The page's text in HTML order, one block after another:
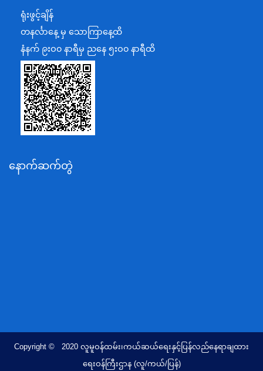
ရင်းနှီးမြှုပ်နှံမှုနှင့် နိုင်ငံခြားစီးပွားဆက်သွယ်ရေးဝန်ကြီးဌာန
အပြည်ပြည်ဆိုင်ရာပူးပေါင်းဆောင်ရွက်ရေးဝန်ကြီးဌာန
ပြန်ကြားရေးဝန်ကြီးဌာန
သာသနာရေးနှင့် ယဉ်ကျေးမှုဝန်ကြီးဌာန
စိုက်ပျိုးရေး၊မွေးမြူရေးနှင့်ဆည်မြောင်းဝန်ကြီးဌာန
ပို့ဆောင်ရေးနှင့်ဆက်သွယ်ရေးဝန်ကြီးဌာန
သယံဇာတနှင့်ပတ်ဝန်းကျင်ထိန်းသိမ်းရေးဝန်ကြီးဌာန
အလုပ်သမား၊လူဝင်မှုကြီးကြပ်ရေးနှင့်ပြည်သူ့အင်အား
တိုင်းရင်းသားလူမျိုးရေးရာဝန်ကြီးဌာန
ပြည်ထောင်စုရာထူးဝန်အဖွဲ့ရုံး
ရုံးဖွင့်ချိန်
တနင်္လာနေ့ မှ သောကြာနေ့ထိ
နံနက် ၉းဝ၀ နာရီမှ ညနေ ၅းဝ၀ နာရီထိ
နောက်ဆက်တွဲ
Copyright © 2020 လူမူဝန်ထမ်း၊ကယ်ဆယ်ရေးနှင့်ပြန်လည်နေရာချထား
ရေးဝန်ကြီးဌာန (လူ/ကယ်/ပြန်)